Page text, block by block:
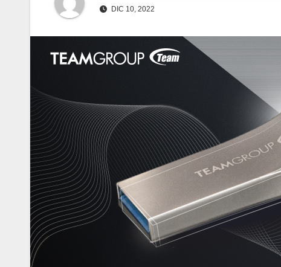
DIC 10, 2022